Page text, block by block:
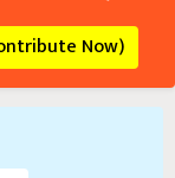
Now)